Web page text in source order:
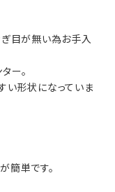
ぎ目が無い為お手入
ー。
い形状になっていま
簡単です。